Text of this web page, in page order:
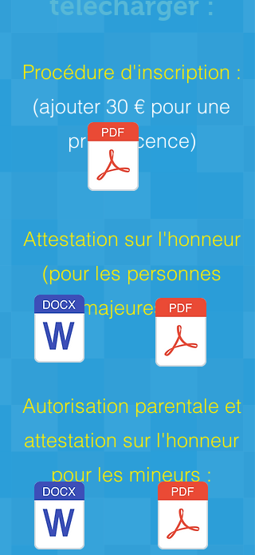
Procédure d'inscription :
(ajouter 30 € pour une
primo licence)
Attestation sur l'honneur
(pour les personnes
majeures) :
Autorisation parentale et
attestation sur l'honneur
pour les mineurs :